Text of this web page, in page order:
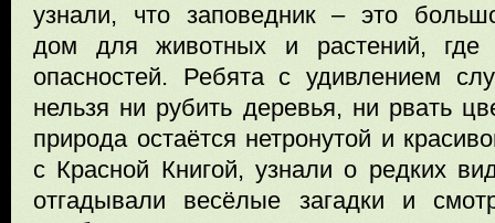
узнали, что заповедник – это
дом для животных и растений,
опасностей. Ребята с удивлением
нельзя ни рубить деревья, ни рвать
природа остаётся нетронутой и
с Красной Книгой, узнали о редких
отгадывали весёлые загадки и